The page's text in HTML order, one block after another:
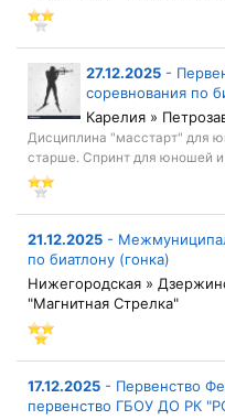
27.12.2025 -
соревнования по
Карелия »
Дисциплина "масстарт" для
старше. Спринт для юношей и
21.12.2025 -
по биатлону (гонка)
Нижегородская »
"Магнитная Стрелка"
17.12.2025 - Первенство
первенство ГБОУ ДО РК